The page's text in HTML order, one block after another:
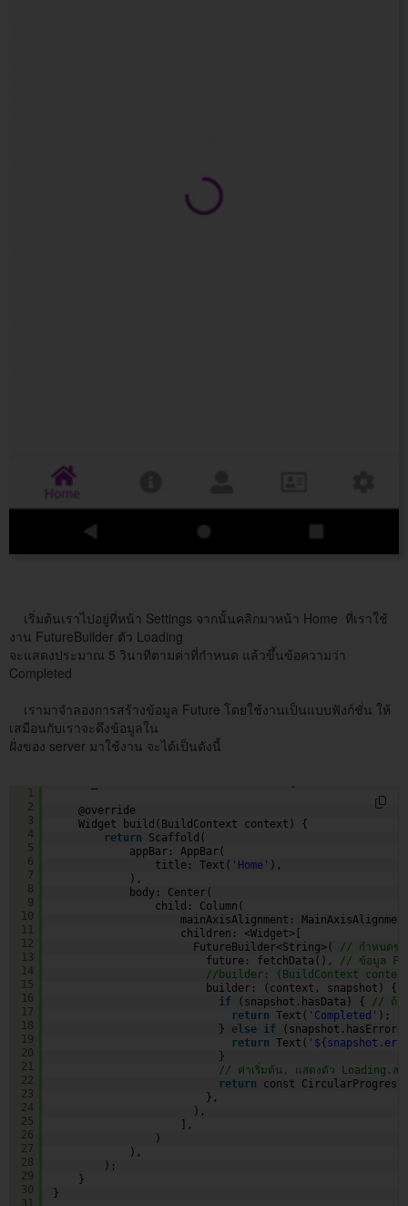
เริ่มต้นเราไปอยู่ที่หน้า Settings จากนั้นคลิกมาหน้า Home ที่เราใช้
งาน FutureBuilder ตัว Loading
จะแสดงประมาณ 5 วินาทีตามค่าที่กำหนด แล้วขึ้นข้อความว่า
Completed
เรามาจำลองการสร้างข้อมูล Future โดยใช้งานเป็นแบบฟังก์ชั่น ให้
เสมือนกับเราจะดึงข้อมูลใน
ฝั่งของ server มาใช้งาน จะได้เป็นดังนี้
1
2
3
4
5
6
7
8
9
10
11
12
13
14
15
16
17
18
19
20
21
22
23
24
25
26
27
28
29
30
31
@override
Widget build(BuildContext context) {
return
Scaffold(
appBar: AppBar(
title: Text( 'Home' ),
),
body: Center(
child: Column(
mainAxisAlignment:
children: <Widget>[
FutureBuilder<String>(
// กำหนดชนิ
future: fetchData(),
// ข้อมูล
//builder: (BuildContext
builder: (context, snapshot) {
if
(snapshot.hasData) {
// ถ้าไ
return Text( 'Completed' );
} else if
return Text(
}
// ค่าเริ่มต้น, แสดงตัว Loading.ส
return
const
},
),
],
)
),
);
}
}